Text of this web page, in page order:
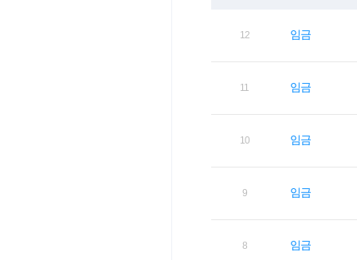
12 임금
11 임금
10 임금
9 임금
8 임금